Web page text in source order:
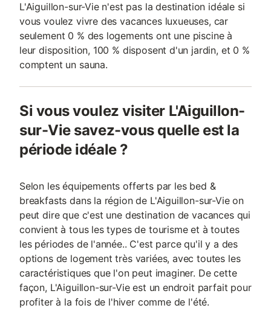
L'Aiguillon-sur-Vie n'est pas la destination idéale si
vous voulez vivre des vacances luxueuses, car
seulement 0 % des logements ont une piscine à
leur disposition, 100 % disposent d'un jardin, et 0 %
comptent un sauna.
Si vous voulez visiter L'Aiguillon-
sur-Vie savez-vous quelle est la
période idéale ?
Selon les équipements offerts par les bed &
breakfasts dans la région de L'Aiguillon-sur-Vie on
peut dire que c'est une destination de vacances qui
convient à tous les types de tourisme et à toutes
les périodes de l'année.. C'est parce qu'il y a des
options de logement très variées, avec toutes les
caractéristiques que l'on peut imaginer. De cette
façon, L'Aiguillon-sur-Vie est un endroit parfait pour
profiter à la fois de l'hiver comme de l'été.